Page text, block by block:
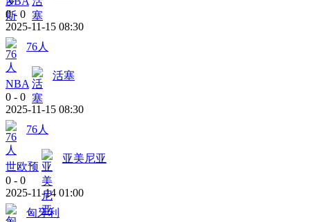
0 - 0
2025-11-15 08:30
76人
NBA
活塞
0 - 0
2025-11-15 08:30
76人
世欧预
亚美尼亚
0 - 0
2025-11-14 01:00
匈牙利